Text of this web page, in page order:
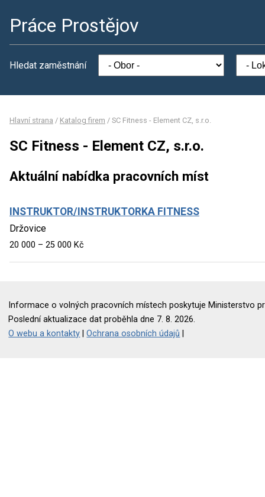
Práce Prostějov
Hledat zaměstnání
Hlavní strana / Katalog firem / SC Fitness - Element CZ, s.r.o.
SC Fitness - Element CZ, s.r.o.
Aktuální nabídka pracovních míst
INSTRUKTOR/INSTRUKTORKA FITNESS
Držovice
20 000 – 25 000 Kč
Informace o volných pracovních místech poskytuje Ministerstvo
Poslední aktualizace dat proběhla dne 7. 8. 2026.
O webu a kontakty |Ochrana osobních údajů